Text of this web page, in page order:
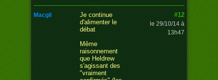
macgil
Je continue
d'alimenter le
débat
Même
raisonnement
que Heldrew
s'agissant des
"vraiment
#12
le 29/10/14 à
13h47